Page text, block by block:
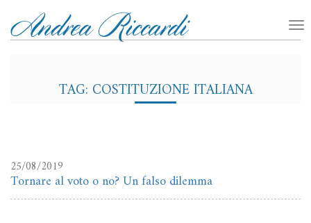
TAG: COSTITUZIONE ITALIANA
25/08/2019
Tornare al voto o no? Un falso dilemma